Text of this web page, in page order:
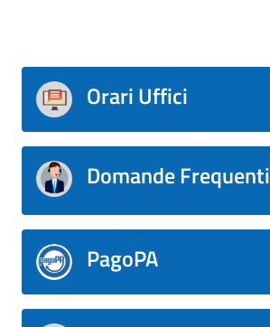
Orari Uffici
Domande Frequenti
PagoPA